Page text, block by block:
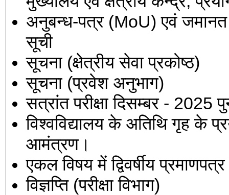
अनुबन्ध-पत्र (MoU) एवं जमानत
सूची
सूचना (क्षेत्रीय सेवा प्रकोष्ठ)
सूचना (प्रवेश अनुभाग)
सत्रांत परीक्षा दिसम्बर - 2025
विश्वविद्यालय के अतिथि गृह के
आमंत्रण।
एकल विषय में द्विवर्षीय
विज्ञप्ति (परीक्षा विभाग)